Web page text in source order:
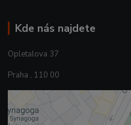
Kde nás najdete
Opletalova 37
Praha , 110 00